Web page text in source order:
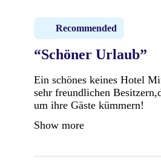
Recommended
“Schöner Urlaub”
Ein schönes keines Hotel
sehr freundlichen
um ihre Gäste kümmern!
Show more